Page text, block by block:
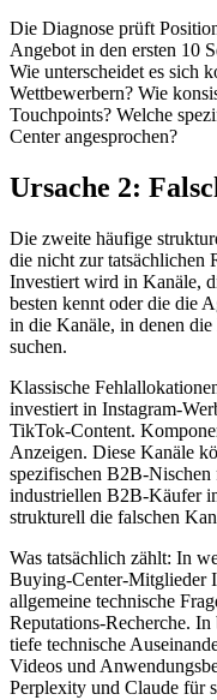
Die Diagnose prüft
Angebot in den ersten 10
Wie unterscheidet es sich
Wettbewerbern? Wie
Touchpoints? Welche
Center angesprochen?
Ursache 2:
Die zweite häufige
die nicht zur tatsächlichen
Investiert wird in Kanäle,
besten kennt oder die die
in die Kanäle, in denen
suchen.
Klassische
investiert in Instagram-
TikTok-Content.
Anzeigen. Diese Kanäle
spezifischen B2B-
industriellen B2B-Käufer
strukturell die falschen
Was tatsächlich zählt: In
Buying-Center-Mitglieder
allgemeine technische
Reputations-Recherche.
tiefe technische
Videos und
Perplexity und Claude für